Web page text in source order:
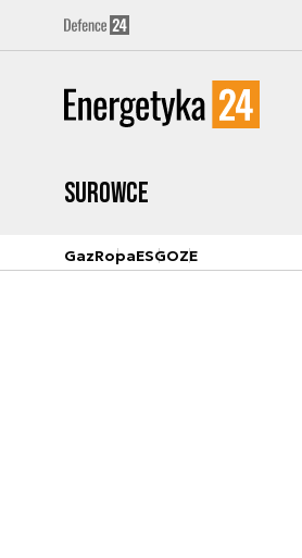
Surowce
GazRopaESGOZE